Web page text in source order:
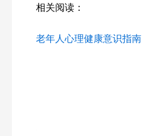
相关阅读：
老年人心理健康意识指南